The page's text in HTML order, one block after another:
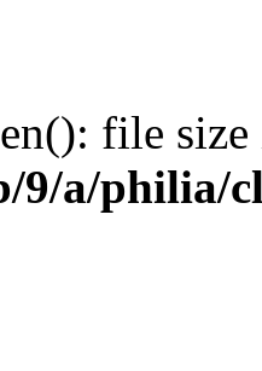
file
9/a/philia/